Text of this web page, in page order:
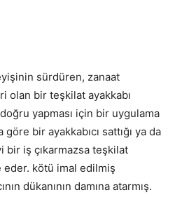
sürdüren, zanaat
olan bir teşkilat ayakkabı
yapması için bir uygulama
bir ayakkabıcı sattığı ya da
bir iş çıkarmazsa teşkilat
eder. kötü imal edilmiş
dükanının damına atarmış.